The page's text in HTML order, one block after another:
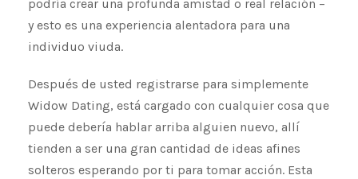
podría crear una profunda amistad o real relación –
y esto es una experiencia alentadora para una
individuo viuda.
Después de usted registrarse para simplemente
Widow Dating, está cargado con cualquier cosa que
puede debería hablar arriba alguien nuevo, allí
tienden a ser una gran cantidad de ideas afines
solteros esperando por ti para tomar acción. Esta